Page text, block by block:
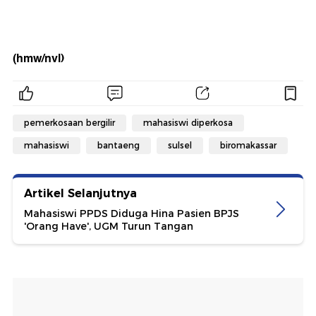
(hmw/nvl)
pemerkosaan bergilir mahasiswi diperkosa
mahasiswi bantaeng sulsel biromakassar
Artikel Selanjutnya
Mahasiswi PPDS Diduga Hina Pasien BPJS
'Orang Have', UGM Turun Tangan